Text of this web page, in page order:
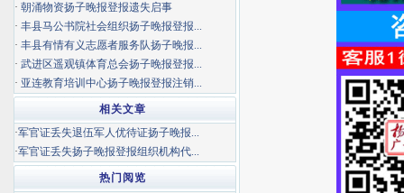
· 朝涌物资扬子晚报登报遗失启事
· 丰县马公书院社会组织扬子晚报登报...
· 丰县有情有义志愿者服务队扬子晚报...
· 武进区遥观镇体育总会扬子晚报登报...
· 亚连教育培训中心扬子晚报登报注销...
相关文章
·军官证丢失退伍军人优待证扬子晚报...
·军官证丢失扬子晚报登报组织机构代...
热门阅览